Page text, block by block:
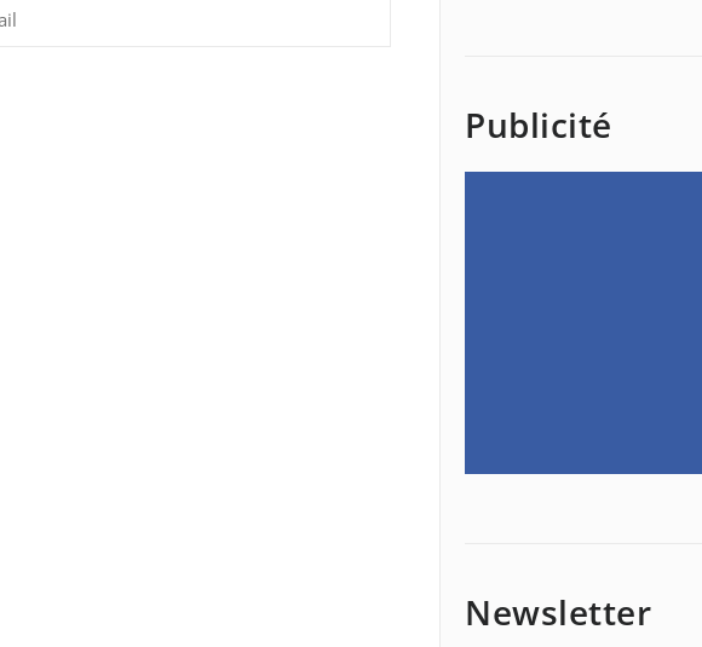
Publicité
Newsletter